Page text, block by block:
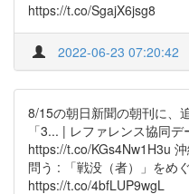
https://t.co/SgajX6jsg8
2022-06-23 07:20:42
8/15の朝日新聞の朝刊に、
「3... | レファレンス協同デ
https://t.co/KGs4Nw1H3u
問う : 「戦没（者）」をめ
https://t.co/4bfLUP9wgL